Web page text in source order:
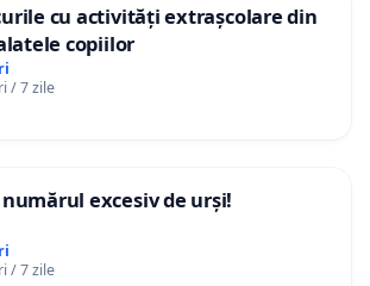
cu activități extrașcolare din
copiilor
/ 7 zile
excesiv de urși!
/ 7 zile